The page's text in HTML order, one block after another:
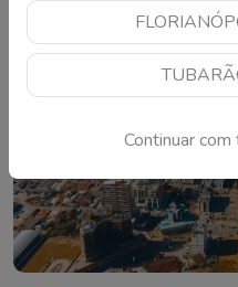
Continuar